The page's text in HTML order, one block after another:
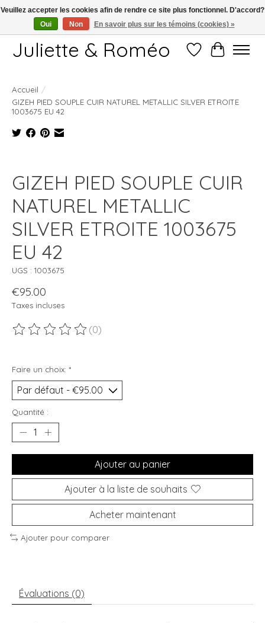
Free shipping starting at 249€
Juliette & Roméo Liste dePanier
Accueil /
GIZEH PIED SOUPLE CUIR NATUREL METALLIC SILVER ETROITE
1003675 EU 42
GIZEH PIED SOUPLE CUIR
NATUREL METALLIC
SILVER ETROITE 1003675
EU 42
UGS : 1003675
€95.00
Taxes incluses
Ce produit est évalué à
(0)
Faire un choix: *
Quantité :
Ajouter au panier
Ajouter à la liste de souhaits
Acheter maintenant
Ajouter pour comparer
Évaluations (0)
Veuillez accepter les cookies afin de rendre ce site plus fonctionnel. D'accord?
Oui
Non En savoir plus sur les témoins (cookies) »